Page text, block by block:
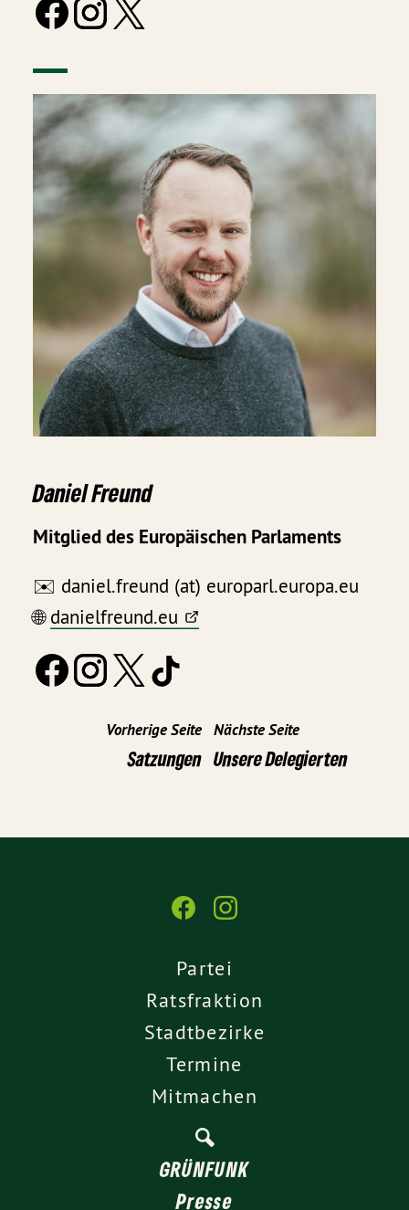
Daniel Freund
Mitglied des Europäischen Parlaments
✉️ daniel.freund (at) europarl.europa.eu
🌐danielfreund.eu
Vorherige Seite
Satzungen
Nächste Seite
Unsere Delegierten
Partei
Ratsfraktion
Stadtbezirke
Termine
Mitmachen
GRÜNFUNK
Presse